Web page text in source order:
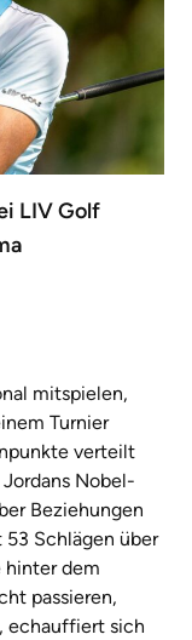
LIV Golf
mitspielen,
Turnier
verteilt
Nobel-
Beziehungen
53 Schlägen über
hinter dem
passieren,
echauffiert sich